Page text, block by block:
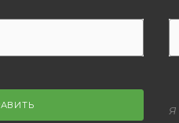
Я